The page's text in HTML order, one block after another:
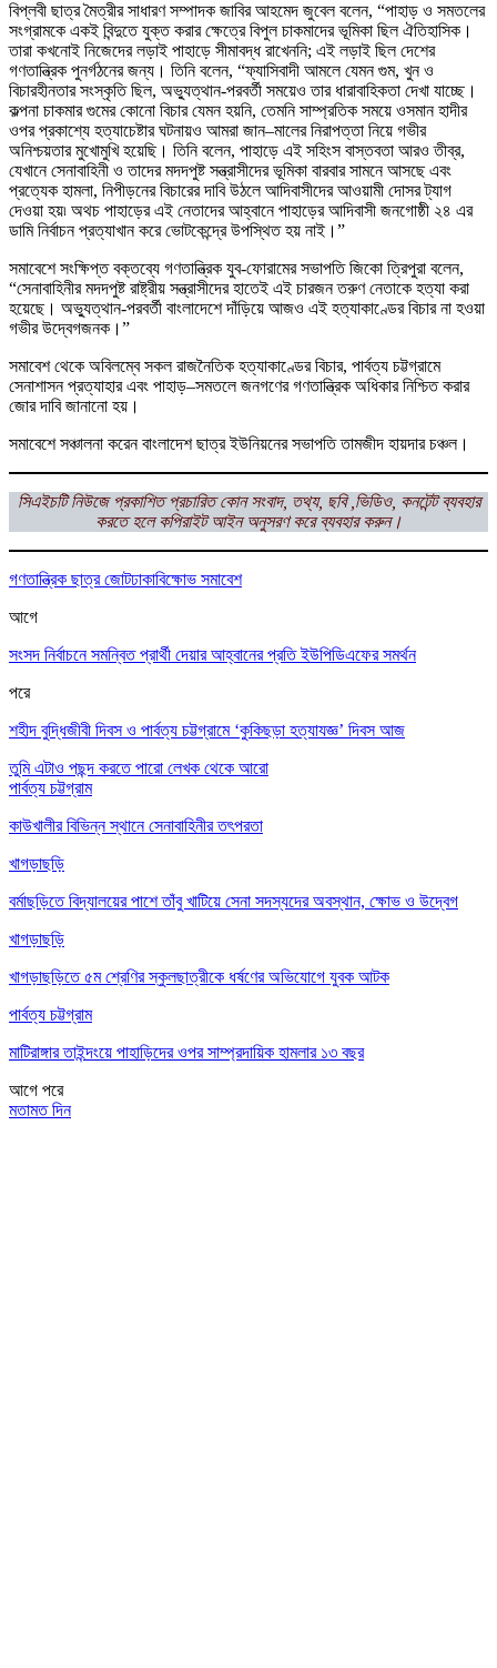
বিপ্লবী ছাত্র মৈত্রীর সাধারণ সম্পাদক জাবির আহমেদ জুবেল বলেন, “পাহাড় ও সমতলের
সংগ্রামকে একই বিন্দুতে যুক্ত করার ক্ষেত্রে বিপুল চাকমাদের ভূমিকা ছিল ঐতিহাসিক।
তারা কখনোই নিজেদের লড়াই পাহাড়ে সীমাবদ্ধ রাখেননি; এই লড়াই ছিল দেশের
গণতান্ত্রিক পুনর্গঠনের জন্য। তিনি বলেন, “ফ্যাসিবাদী আমলে যেমন গুম, খুন ও
বিচারহীনতার সংস্কৃতি ছিল, অভ্যুত্থান-পরবর্তী সময়েও তার ধারাবাহিকতা দেখা যাচ্ছে।
কল্পনা চাকমার গুমের কোনো বিচার যেমন হয়নি, তেমনি সাম্প্রতিক সময়ে ওসমান হাদীর
ওপর প্রকাশ্যে হত্যাচেষ্টার ঘটনায়ও আমরা জান–মালের নিরাপত্তা নিয়ে গভীর
অনিশ্চয়তার মুখোমুখি হয়েছি। তিনি বলেন, পাহাড়ে এই সহিংস বাস্তবতা আরও তীব্র,
যেখানে সেনাবাহিনী ও তাদের মদদপুষ্ট সন্ত্রাসীদের ভূমিকা বারবার সামনে আসছে এবং
প্রত্যেক হামলা, নিপীড়নের বিচারের দাবি উঠলে আদিবাসীদের আওয়ামী দোসর ট্যাগ
দেওয়া হয়৷ অথচ পাহাড়ের এই নেতাদের আহ্বানে পাহাড়ের আদিবাসী জনগোষ্ঠী ২৪ এর
ডামি নির্বাচন প্রত্যাখান করে ভোটকেন্দ্রে উপস্থিত হয় নাই।”
সমাবেশে সংক্ষিপ্ত বক্তব্যে গণতান্ত্রিক যুব-ফোরামের সভাপতি জিকো ত্রিপুরা বলেন,
“সেনাবাহিনীর মদদপুষ্ট রাষ্ট্রীয় সন্ত্রাসীদের হাতেই এই চারজন তরুণ নেতাকে হত্যা করা
হয়েছে। অভ্যুত্থান-পরবর্তী বাংলাদেশে দাঁড়িয়ে আজও এই হত্যাকাণ্ডের বিচার না হওয়া
গভীর উদ্বেগজনক।”
সমাবেশ থেকে অবিলম্বে সকল রাজনৈতিক হত্যাকাণ্ডের বিচার, পার্বত্য চট্টগ্রামে
সেনাশাসন প্রত্যাহার এবং পাহাড়–সমতলে জনগণের গণতান্ত্রিক অধিকার নিশ্চিত করার
জোর দাবি জানানো হয়।
সমাবেশে সঞ্চালনা করেন বাংলাদেশ ছাত্র ইউনিয়নের সভাপতি তামজীদ হায়দার চঞ্চল।
সিএইচটি নিউজে প্রকাশিত প্রচারিত কোন সংবাদ, তথ্য, ছবি ,ভিডিও, কনটেন্ট ব্যবহার
করতে হলে কপিরাইট আইন অনুসরণ করে ব্যবহার করুন।
গণতান্ত্রিক ছাত্র জোটঢাকাবিক্ষোভ সমাবেশ
আগে
সংসদ নির্বাচনে সমন্বিত প্রার্থী দেয়ার আহ্বানের প্রতি ইউপিডিএফের সমর্থন
পরে
শহীদ বুদ্ধিজীবী দিবস ও পার্বত্য চট্টগ্রামে ‘কুকিছড়া হত্যাযজ্ঞ’ দিবস আজ
তুমি এটাও পছন্দ করতে পারো লেখক থেকে আরো
পার্বত্য চট্টগ্রাম
কাউখালীর বিভিন্ন স্থানে সেনাবাহিনীর তৎপরতা
খাগড়াছড়ি
বর্মাছড়িতে বিদ্যালয়ের পাশে তাঁবু খাটিয়ে সেনা সদস্যদের অবস্থান, ক্ষোভ ও উদ্বেগ
খাগড়াছড়ি
খাগড়াছড়িতে ৫ম শ্রেণির স্কুলছাত্রীকে ধর্ষণের অভিযোগে যুবক আটক
পার্বত্য চট্টগ্রাম
মাটিরাঙ্গার তাইন্দংয়ে পাহাড়িদের ওপর সাম্প্রদায়িক হামলার ১৩ বছর
আগে পরে
মতামত দিন